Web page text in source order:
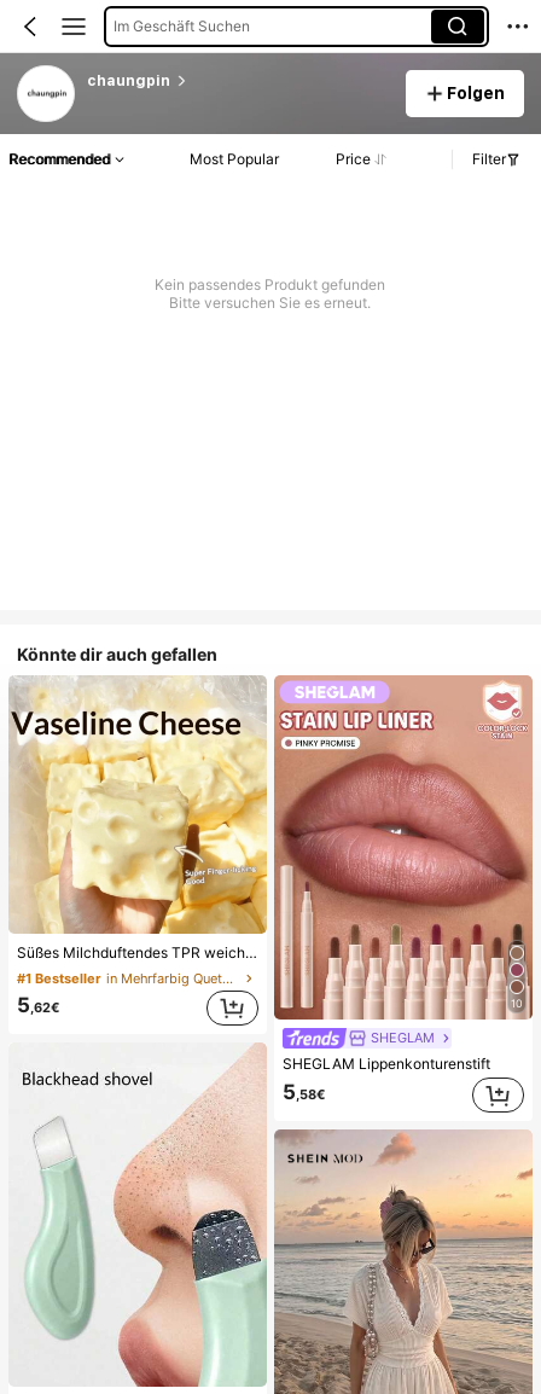
Im Geschäft Suchen
chaungpin
Folgen
Recommended Most Popular Price Filter
Kein passendes Produkt gefunden
Bitte versuchen Sie es erneut.
Könnte dir auch gefallen
Süßes Milchduftendes TPR weiches quetschbares Dumpling-förmiges Stressabbau-Spielzeug, 5cm niedliches lustiges Quetsch-Stressabbau-Ornament, modisches praktisches Geschenk, geeignet für Geburtstag, Ostern, Halloween, Weihnachten und verschiedene Partygeschenke, stimmungsaufhellend
#1 Bestseller in Mehrfarbig Quetschspielzeug für Teenager
5 ,62€ 10
SHEGLAM
SHEGLAM Lippenkonturenstift
5 ,58€